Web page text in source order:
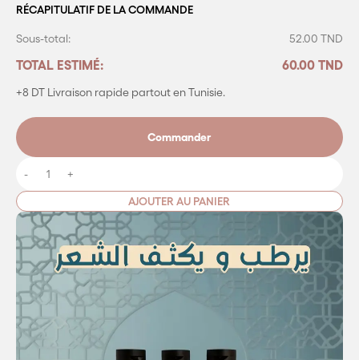
RÉCAPITULATIF DE LA COMMANDE
Sous-total: 52.00 TND
TOTAL ESTIMÉ: 60.00 TND
+8 DT Livraison rapide partout en Tunisie.
Commander
AJOUTER AU PANIER